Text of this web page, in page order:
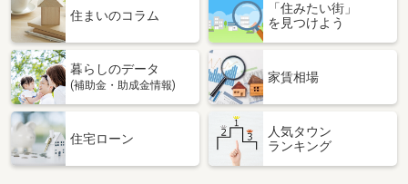
住まいのコラム
「住みたい街」
を見つけよう
暮らしのデータ
(補助金・助成金情報)
家賃相場
住宅ローン
人気タウン
ランキング